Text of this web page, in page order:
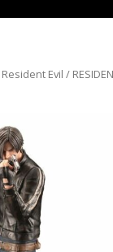
Resident Evil /